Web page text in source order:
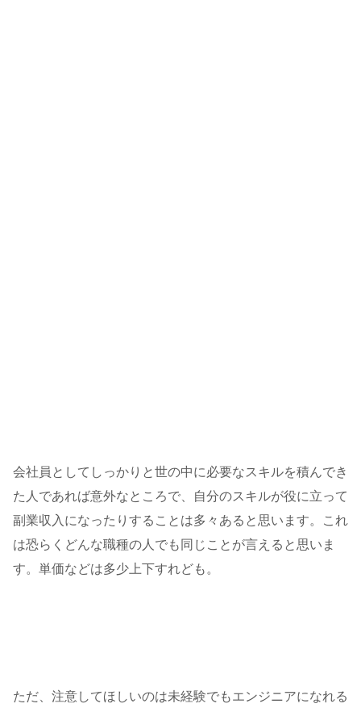
会社員としてしっかりと世の中に必要なスキルを積んでき
た人であれば意外なところで、自分のスキルが役に立って
副業収入になったりすることは多々あると思います。これ
は恐らくどんな職種の人でも同じことが言えると思いま
す。単価などは多少上下すれども。
ただ、注意してほしいのは未経験でもエンジニアになれる